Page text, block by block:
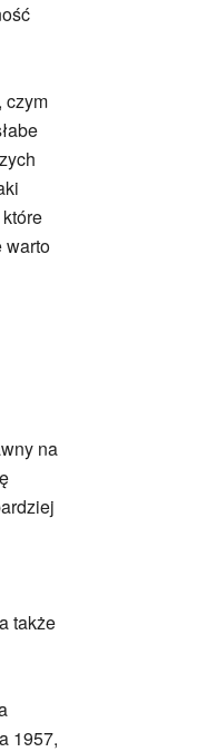
czym
warto
na
także
1957,